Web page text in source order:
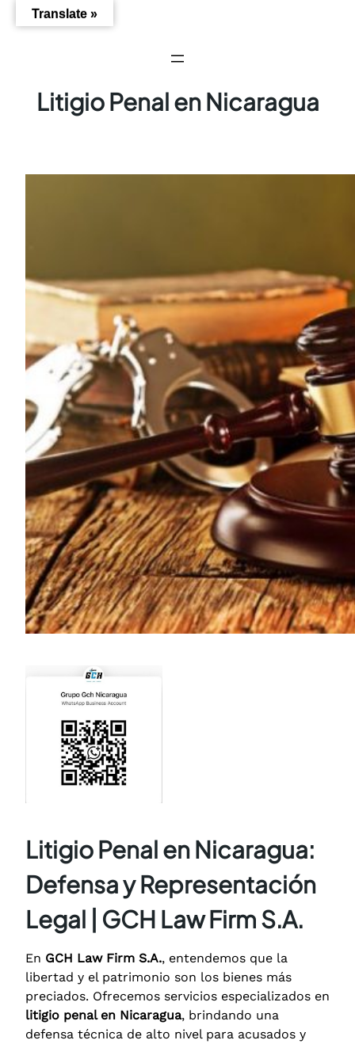
Saltar
Litigio Penal en Nicaragua
Litigio Penal en Nicaragua:
Defensa y Representación
Legal | GCH Law Firm S.A.
En GCH Law Firm S.A., entendemos que la
libertad y el patrimonio son los bienes más
preciados. Ofrecemos servicios especializados en
litigio penal en Nicaragua, brindando una
defensa técnica de alto nivel para acusados y
Translate »